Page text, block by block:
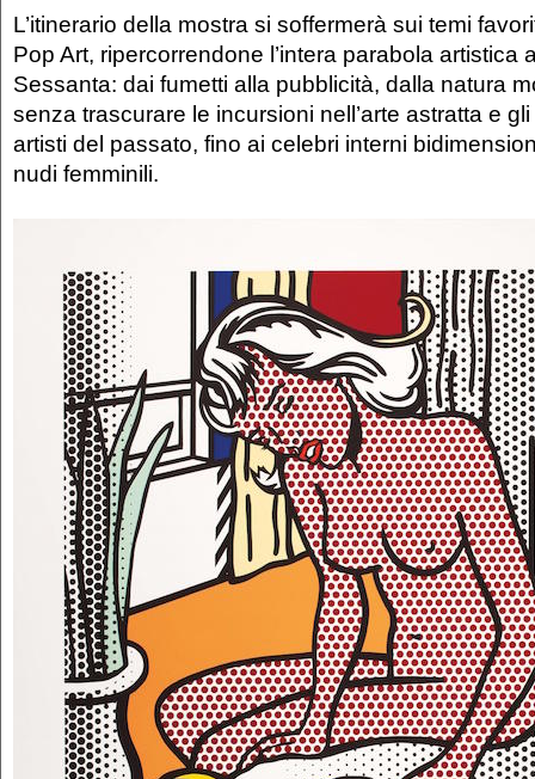
L’itinerario della mostra si soffermerà sui temi
Pop Art, ripercorrendone l’intera parabola artistica
Sessanta: dai fumetti alla pubblicità, dalla natura
senza trascurare le incursioni nell’arte astratta e
artisti del passato, fino ai celebri interni
nudi femminili.